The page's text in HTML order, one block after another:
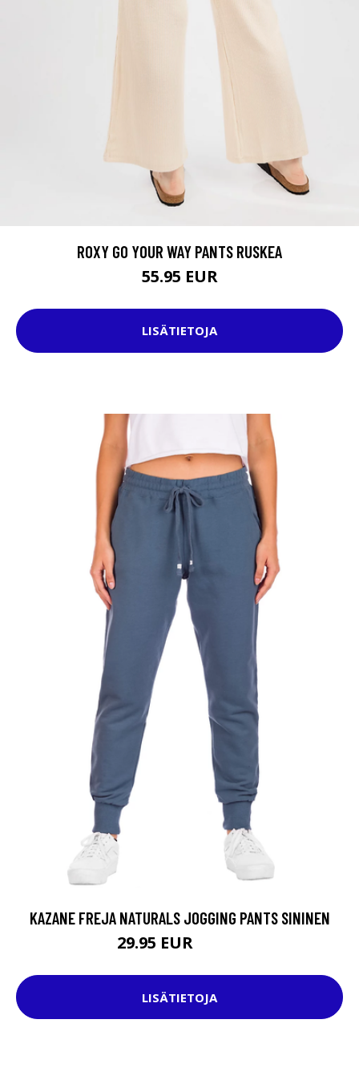
ROXY GO YOUR WAY PANTS RUSKEA
55.95 EUR
LISÄTIETOJA
KAZANE FREJA NATURALS JOGGING PANTS SININEN
29.95 EUR
LISÄTIETOJA